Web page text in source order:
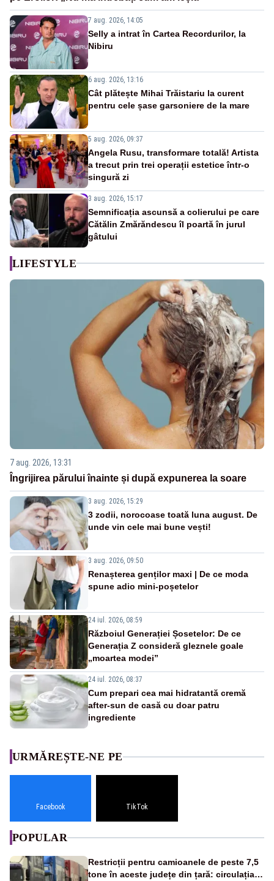
7 aug. 2026, 14:05
Selly a intrat în Cartea Recordurilor, la
Nibiru
6 aug. 2026, 13:16
Cât plătește Mihai Trăistariu la curent
pentru cele șase garsoniere de la mare
5 aug. 2026, 09:37
Angela Rusu, transformare totală! Artista
a trecut prin trei operații estetice într-o
singură zi
3 aug. 2026, 15:17
Semnificația ascunsă a colierului pe care
Cătălin Zmărăndescu îl poartă în jurul
gâtului
LIFESTYLE
7 aug. 2026, 13:31
Îngrijirea părului înainte și după expunerea la soare
3 aug. 2026, 15:29
3 zodii, norocoase toată luna august. De
unde vin cele mai bune vești!
3 aug. 2026, 09:50
Renașterea genților maxi | De ce moda
spune adio mini-poșetelor
24 iul. 2026, 08:59
Războiul Generației Șosetelor: De ce
Generația Z consideră gleznele goale
„moartea modei”
24 iul. 2026, 08:37
Cum prepari cea mai hidratantă cremă
after-sun de casă cu doar patru
ingrediente
URMĂREȘTE-NE PE
Facebook TikTok
POPULAR
Restricții pentru camioanele de peste 7,5
tone în aceste județe din țară: circulația